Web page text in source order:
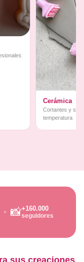
Cerámica
Cortantes y
temperatura
📸+160.000
seguidores
sus creaciones